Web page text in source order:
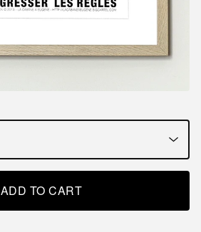
ADD TO CART